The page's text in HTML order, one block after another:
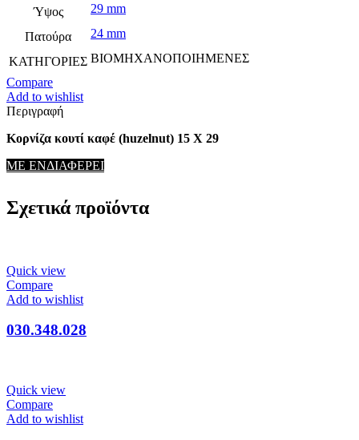
Ύψος 29 mm
Πατούρα 24 mm
ΚΑΤΗΓΟΡΙΕΣ ΒΙΟΜΗΧΑΝΟΠΟΙΗΜΕΝΕΣ
Compare
Add to wishlist
Περιγραφή
Κορνίζα κουτί καφέ (huzelnut) 15 Χ 29
ΜΕ ΕΝΔΙΑΦΕΡΕΙ
Σχετικά προϊόντα
Quick view
Compare
Add to wishlist
030.348.028
Quick view
Compare
Add to wishlist